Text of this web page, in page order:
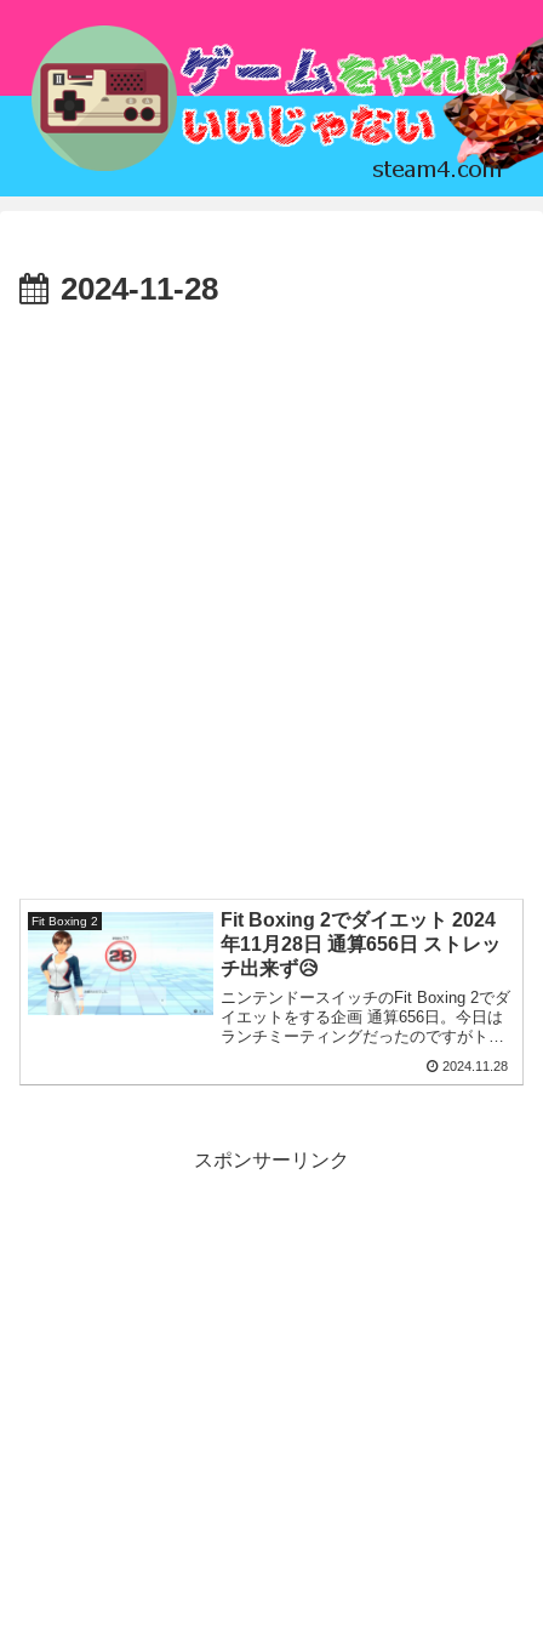
2024-11-28
Fit Boxing 2
Fit Boxing 2でダイエット 2024
年11月28日 通算656日 ストレッ
チ出来ず😥
ニンテンドースイッチのFit Boxing 2でダ
イエットをする企画 通算656日。今日は
ランチミーティングだったのですがトー
クスキルを発揮して会社の偉いTOP3を笑
2024.11.28
スポンサーリンク